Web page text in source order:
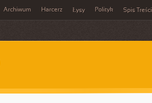
Archiwum Harcerz Łysy Polityk Spis Treści